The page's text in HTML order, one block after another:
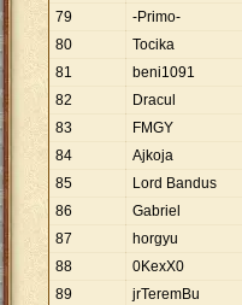
79
-Primo-
80
Tocika
81
beni1091
82
Dracul
83
FMGY
84
Ajkoja
85
Lord Bandus
86
Gabriel
87
horgyu
88
0KexX0
89
jrTeremBu